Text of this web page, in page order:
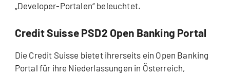
„Developer-Portalen“ beleuchtet.
Credit Suisse PSD2 Open Banking Portal
Die Credit Suisse bietet ihrerseits ein Open Banking
Portal für ihre Niederlassungen in Österreich,